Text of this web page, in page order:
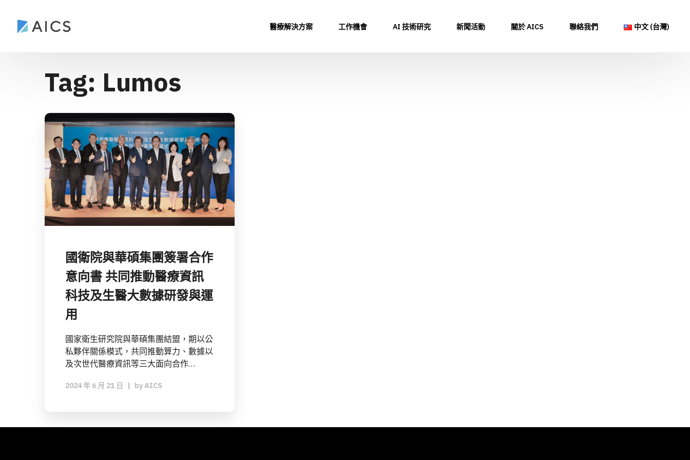
醫療解決方案 工作機會 AI 技術研究 新聞活動 關於 AICS 聯絡我們 中文 (台灣)
Tag: Lumos
國衛院與華碩集團簽署合作
意向書 共同推動醫療資訊
科技及生醫大數據研發與運
用
國家衛生研究院與華碩集團結盟，期以公
私夥伴關係模式，共同推動算力、數據以
及次世代醫療資訊等三大面向合作…
2024 年 6 月 21 日 byAICS